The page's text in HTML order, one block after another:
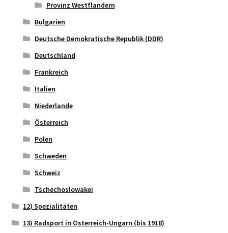
Provinz Westflandern
Bulgarien
Deutsche Demokratische Republik (DDR)
Deutschland
Frankreich
Italien
Niederlande
Österreich
Polen
Schweden
Schweiz
Tschechoslowakei
12) Spezialitäten
13) Radsport in Österreich-Ungarn (bis 1918)